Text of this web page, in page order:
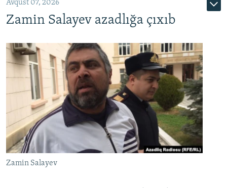
Avqust 07, 2026
Zamin Salayev azadlığa çıxıb
Zamin Salayev